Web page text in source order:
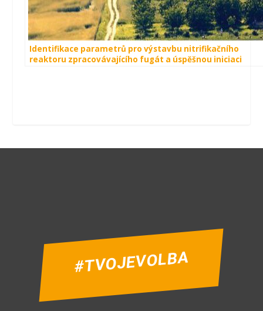
Identifikace parametrů pro výstavbu nitrifikačního
reaktoru zpracovávajícího fugát a úspěšnou iniciaci
#TVOJEVOLBA